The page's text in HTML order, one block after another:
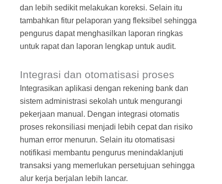
dan lebih sedikit melakukan koreksi. Selain itu
tambahkan fitur pelaporan yang fleksibel sehingga
pengurus dapat menghasilkan laporan ringkas
untuk rapat dan laporan lengkap untuk audit.
Integrasi dan otomatisasi proses
Integrasikan aplikasi dengan rekening bank dan
sistem administrasi sekolah untuk mengurangi
pekerjaan manual. Dengan integrasi otomatis
proses rekonsiliasi menjadi lebih cepat dan risiko
human error menurun. Selain itu otomatisasi
notifikasi membantu pengurus menindaklanjuti
transaksi yang memerlukan persetujuan sehingga
alur kerja berjalan lebih lancar.